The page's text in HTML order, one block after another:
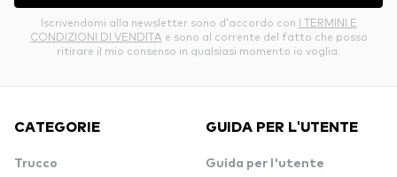
Iscrivendomi alla newsletter sono d’accordo con I TERMINI E
CONDIZIONI DI VENDITA e sono al corrente del fatto che posso
ritirare il mio consenso in qualsiasi momento io voglia.
CATEGORIE
Trucco
GUIDA PER L'UTENTE
Guida per l'utente